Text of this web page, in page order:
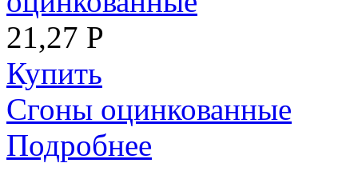
21,27 Р
Купить
Cгоны оцинкованные
Подробнее